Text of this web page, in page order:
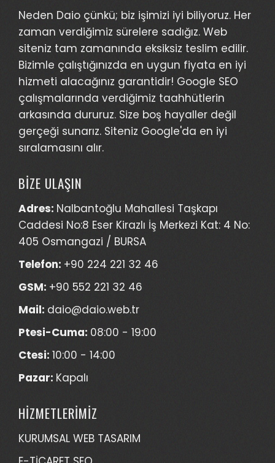
Neden Daio çünkü; biz işimizi iyi biliyoruz. Her
zaman verdiğimiz sürelere sadığız. Web
siteniz tam zamanında eksiksiz teslim edilir.
Bizimle çalıştığınızda en uygun fiyata en iyi
hizmeti alacağınız garantidir! Google SEO
çalışmalarında verdiğimiz taahhütlerin
arkasında dururuz. Size boş hayaller değil
gerçeği sunarız. Siteniz Google'da en iyi
sıralamasını alır.
BİZE ULAŞIN
Adres: Nalbantoğlu Mahallesi Taşkapı
Caddesi No:8 Eser Kirazlı İş Merkezi Kat: 4 No:
405 Osmangazi / BURSA
Telefon: +90 224 221 32 46
GSM: +90 552 221 32 46
Mail: daio@daio.web.tr
Ptesi-Cuma: 08:00 - 19:00
Ctesi: 10:00 - 14:00
Pazar: Kapalı
HİZMETLERİMİZ
KURUMSAL WEB TASARIM